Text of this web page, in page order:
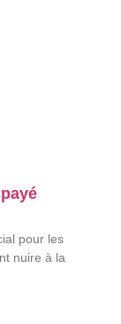
pour les
nuire à la